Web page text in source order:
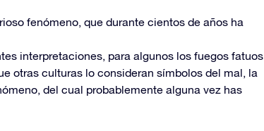
fenómeno, que durante cientos de años ha
interpretaciones, para algunos los fuegos fatuos
otras culturas lo consideran símbolos del mal, la
del cual probablemente alguna vez has